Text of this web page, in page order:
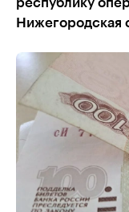
республику
Нижегородская